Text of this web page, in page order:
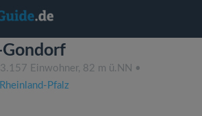
Gondorf
Einwohner, 82 m ü.NN •
Rheinland-Pfalz